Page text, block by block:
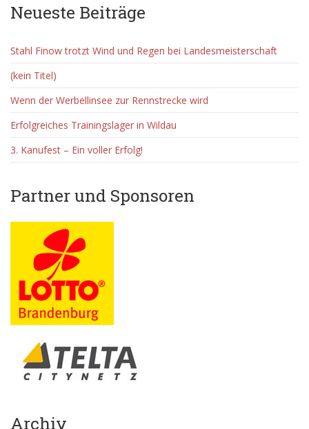
Neueste Beiträge
Stahl Finow trotzt Wind und Regen bei Landesmeisterschaft
(kein Titel)
Wenn der Werbellinsee zur Rennstrecke wird
Erfolgreiches Trainingslager in Wildau
3. Kanufest – Ein voller Erfolg!
Partner und Sponsoren
Archiv